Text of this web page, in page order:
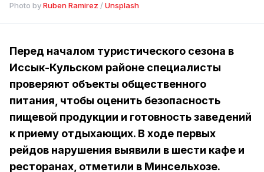
Photo by Ruben Ramirez / Unsplash
Перед началом туристического сезона в
Иссык-Кульском районе специалисты
проверяют объекты общественного
питания, чтобы оценить безопасность
пищевой продукции и готовность заведений
к приему отдыхающих. В ходе первых
рейдов нарушения выявили в шести кафе и
ресторанах, отметили в Минсельхозе.